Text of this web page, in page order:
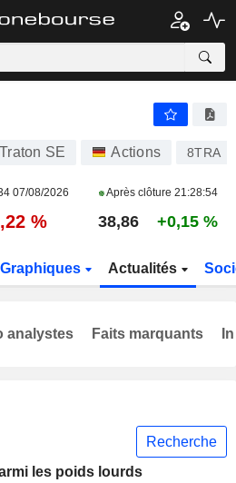
SE Actions 8TRA
07/08/2026 Après clôture 21:28:54
% 38,86 +0,15 %
Graphiques Actualités
Recherche
les poids lourds
analystes Faits marquants